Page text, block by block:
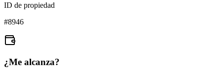
ID de propiedad
#8946
¿Me alcanza?